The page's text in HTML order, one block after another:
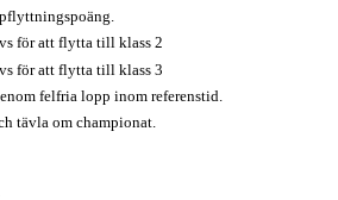
för att flytta till klass 2
för att flytta till klass 3
felfria lopp inom referenstid.
tävla om championat.